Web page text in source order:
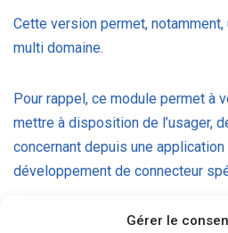
Gérer le
Cette version permet,
multi domaine.
Pour rappel, ce module permet à
mettre à disposition de l’usager,
concernant depuis une
développement de connecteur